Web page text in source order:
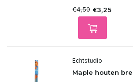
€4,50 €3,25
Echtstudio
Maple houten